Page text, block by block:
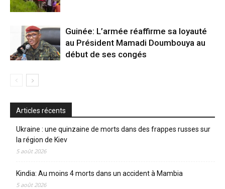
Guinée: L’armée réaffirme sa loyauté
au Président Mamadi Doumbouya au
début de ses congés
Articles récents
Ukraine : une quinzaine de morts dans des frappes russes sur
la région de Kiev
5 août 2026
Kindia: Au moins 4 morts dans un accident à Mambia
5 août 2026